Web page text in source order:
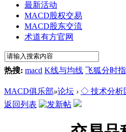
最新活动
MACD股权交易
MACD股东交流
术道有方官网
热搜: macd K线与均线 飞狐分时
MACD俱乐部»论坛 › ◇ 技术分
返回列表